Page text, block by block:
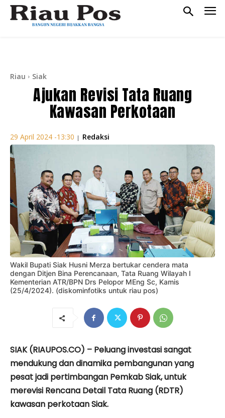
Riau Siak
Ajukan Revisi Tata Ruang
Kawasan Perkotaan
29 April 2024 -13:30 | Redaksi
Wakil Bupati Siak Husni Merza bertukar cendera mata
dengan Ditjen Bina Perencanaan, Tata Ruang Wilayah I
Kementerian ATR/BPN Drs Pelopor MEng Sc, Kamis
(25/4/2024). (diskominfotiks untuk riau pos)
SIAK (RIAUPOS.CO) – Peluang investasi sangat
mendukung dan dinamika pembangunan yang
pesat jadi pertimbangan Pemkab Siak, untuk
merevisi Rencana Detail Tata Ruang (RDTR)
kawasan perkotaan Siak.